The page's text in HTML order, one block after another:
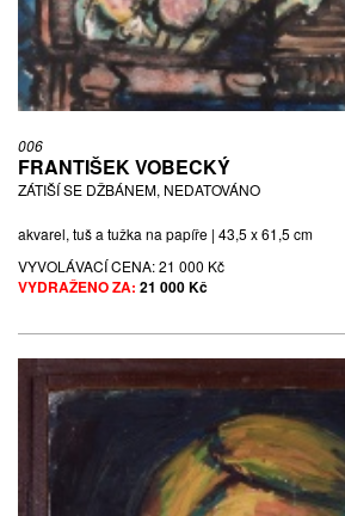
006
FRANTIŠEK VOBECKÝ
ZÁTIŠÍ SE DŽBÁNEM, NEDATOVÁNO
akvarel, tuš a tužka na papíře | 43,5 x 61,5 cm
VYVOLÁVACÍ CENA:21 000 Kč
VYDRAŽENO ZA: 21 000 Kč